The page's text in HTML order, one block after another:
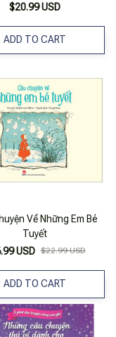
$20.99 USD
ADD TO CART
Về Những Em Bé
Tuyết
USD $22.99 USD
ADD TO CART